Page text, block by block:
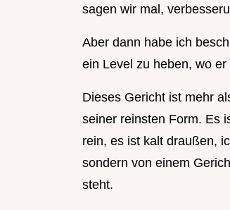
sagen wir mal,
Aber dann habe ich
ein Level zu heben, wo
Dieses Gericht ist mehr
seiner reinsten Form. Es
rein, es ist kalt draußen,
sondern von einem
steht.